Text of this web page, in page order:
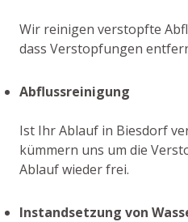
Wir reinigen verstopfte
dass Verstopfungen
Abflussreinigung
Ist Ihr Ablauf in Biesdorf
kümmern uns um die
Ablauf wieder frei.
Instandsetzung von